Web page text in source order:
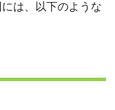
は、以下のような